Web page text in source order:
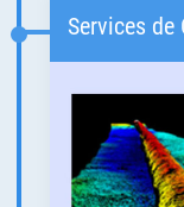
Services